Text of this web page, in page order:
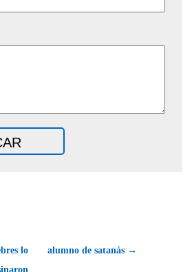
lo
alumno de satanás →